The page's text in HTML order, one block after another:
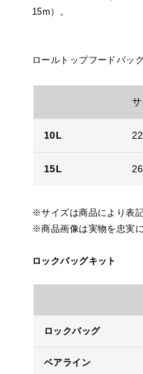
15m）。
ロールトップフードバッ
10L
15L
※サイズは商品により表
※商品画像は実物を忠実
ロックバッグキット
ロックバッグ
ベアライン